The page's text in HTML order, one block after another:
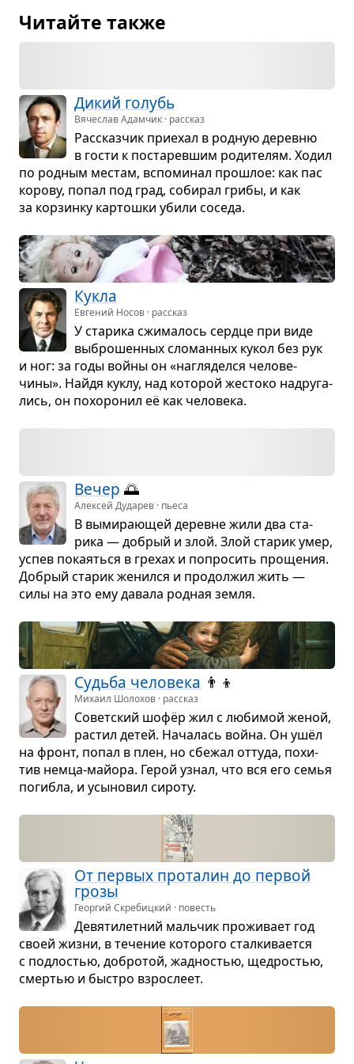
Читайте также
Дикий голубь
Вячеслав Адамчик · рассказ
Рас­сказ­чик при­е­хал в род­ную деревню
в гости к поста­рев­шим роди­те­лям. Ходил
по род­ным местам, вспо­ми­нал про­шлое: как пас
корову, попал под град, соби­рал грибы, и как
за кор­зинку кар­тошки убили соседа.
Кукла
Евгений Носов · рассказ
У ста­рика сжи­ма­лось сердце при виде
выбро­шен­ных сло­ман­ных кукол без рук
и ног: за годы войны он «нагля­делся чело­ве­
чины». Найдя куклу, над кото­рой жестоко над­ру­га­
лись, он похо­ро­нил её как чело­века.
Вечер 🌅
Алексей Дударев · пьеса
В выми­ра­ю­щей деревне жили два ста­
рика — добрый и злой. Злой ста­рик умер,
успев пока­яться в гре­хах и попро­сить про­ще­ния.
Добрый ста­рик женился и про­дол­жил жить —
силы на это ему давала род­ная земля.
Судьба чело­века 👨‍👦
Михаил Шолохов · рассказ
Совет­ский шофёр жил с люби­мой женой,
рас­тил детей. Нача­лась война. Он ушёл
на фронт, попал в плен, но сбе­жал оттуда, похи­
тив немца-май­ора. Герой узнал, что вся его семья
погибла, и усы­но­вил сироту.
От пер­вых про­та­лин до пер­вой
грозы
Георгий Скребицкий · повесть
Девя­ти­лет­ний маль­чик про­жи­вает год
своей жизни, в тече­ние кото­рого стал­ки­ва­ется
с под­ло­стью, добро­той, жад­но­стью, щед­ро­стью,
смер­тью и быстро взрос­леет.